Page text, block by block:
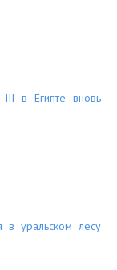
в Египте вновь
в уральском лесу